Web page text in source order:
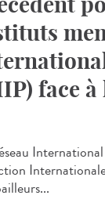
face